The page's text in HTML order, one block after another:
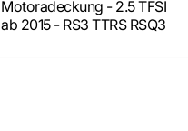
Motoradeckung - 2.5 TFSI
ab 2015 - RS3 TTRS RSQ3